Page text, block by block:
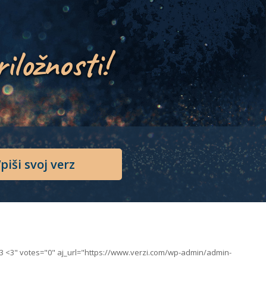
svoj verz
<3" votes="0" aj_url="https://www.verzi.com/wp-admin/admin-